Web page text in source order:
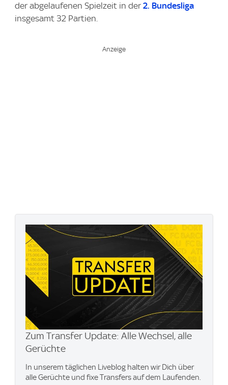
der abgelaufenen Spielzeit in der 2. Bundesliga
insgesamt 32 Partien.
Zum Transfer Update: Alle Wechsel, alle
Gerüchte
In unserem täglichen Liveblog halten wir Dich über
alle Gerüchte und fixe Transfers auf dem Laufenden.